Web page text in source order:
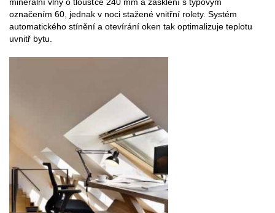
označením 60, jednak v noci stažené vnitřní rolety. Systém
automatického stínění a otevírání oken tak optimalizuje teplotu
uvnitř bytu.